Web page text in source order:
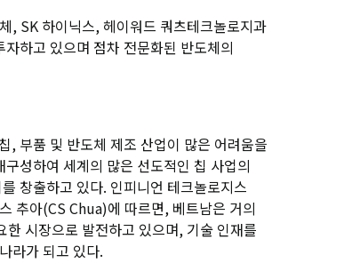
, SK 하이닉스, 헤이워드 쿼츠테크놀로지과
하고 있으며 점차 전문화된 반도체의
, 부품 및 반도체 제조 산업이 많은 어려움을
성하여 세계의 많은 선도적인 칩 사업의
창출하고 있다. 인피니언 테크놀로지스
추아(CS Chua)에 따르면, 베트남은 거의
시장으로 발전하고 있으며, 기술 인재를
라가 되고 있다.